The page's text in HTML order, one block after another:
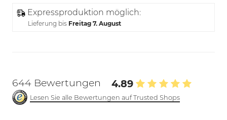
Expressproduktion möglich:
Lieferung bis Freitag 7. August
644 Bewertungen 4.89
Lesen Sie alle Bewertungen auf Trusted Shops